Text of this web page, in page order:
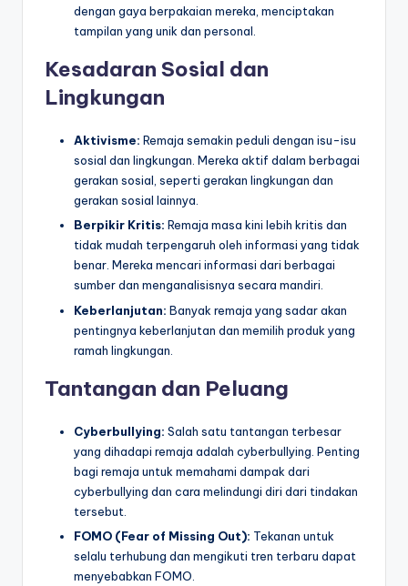
dengan gaya berpakaian mereka, menciptakan
tampilan yang unik dan personal.
Kesadaran Sosial dan
Lingkungan
Aktivisme: Remaja semakin peduli dengan isu-isu
sosial dan lingkungan. Mereka aktif dalam berbagai
gerakan sosial, seperti gerakan lingkungan dan
gerakan sosial lainnya.
Berpikir Kritis: Remaja masa kini lebih kritis dan
tidak mudah terpengaruh oleh informasi yang tidak
benar. Mereka mencari informasi dari berbagai
sumber dan menganalisisnya secara mandiri.
Keberlanjutan: Banyak remaja yang sadar akan
pentingnya keberlanjutan dan memilih produk yang
ramah lingkungan.
Tantangan dan Peluang
Cyberbullying: Salah satu tantangan terbesar
yang dihadapi remaja adalah cyberbullying. Penting
bagi remaja untuk memahami dampak dari
cyberbullying dan cara melindungi diri dari tindakan
tersebut.
FOMO (Fear of Missing Out): Tekanan untuk
selalu terhubung dan mengikuti tren terbaru dapat
menyebabkan FOMO.